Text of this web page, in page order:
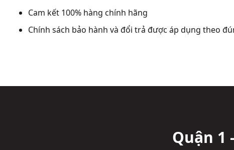
Cam kết 100% hàng chính hãng
Chính sách bảo hành và đổi trả được áp dụng theo
Quận 1